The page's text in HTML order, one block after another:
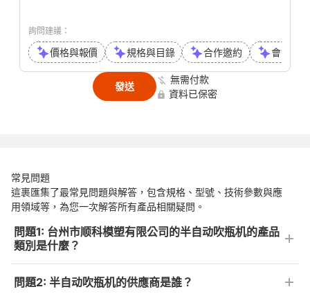
詢問建議：
價格與報價 規格與目錄 合作邀約 會議或
發送
無需付款
資料已保密
常見問題
這裹匯集了最常見問題與解答，包含規格、型號、技術參數與應
用領域等，為您一次解答所有產品相關疑問。
問題1: 台州市顺科模塑有限公司的半自动吹瓶机的產品
類別是什麼？
問題2: 半自动吹瓶机的供應商是誰？